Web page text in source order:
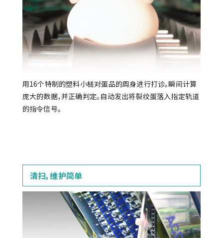
用16个特制的塑料小槌对蛋品的周身进行打诊。瞬间计算
庞大的数据，并正确判定。自动发出将裂纹蛋落入指定轨道
的指令信号。
清扫，维护简单